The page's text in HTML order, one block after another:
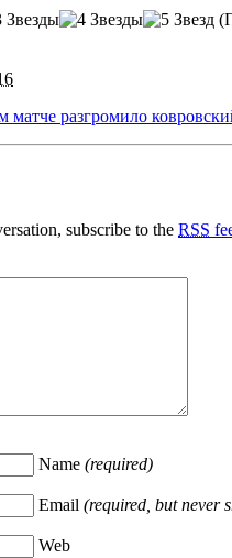
матче разгромило
subscribe to the RSS
Name (required)
Email (required, but never
Web